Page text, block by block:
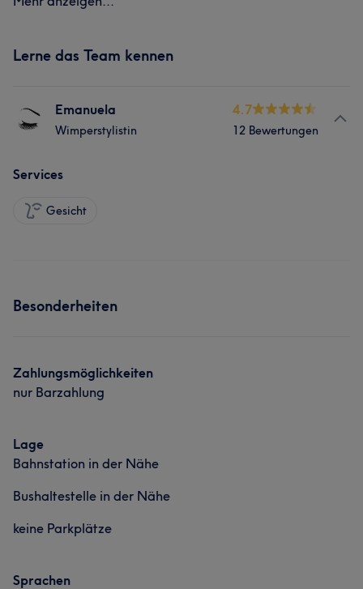
Lerne das Team kennen
Emanuela
Wimperstylistin
4.7
12 Bewertungen
Services
Gesicht
Besonderheiten
Zahlungsmöglichkeiten
nur Barzahlung
Lage
Bahnstation in der Nähe
Bushaltestelle in der Nähe
keine Parkplätze
Sprachen